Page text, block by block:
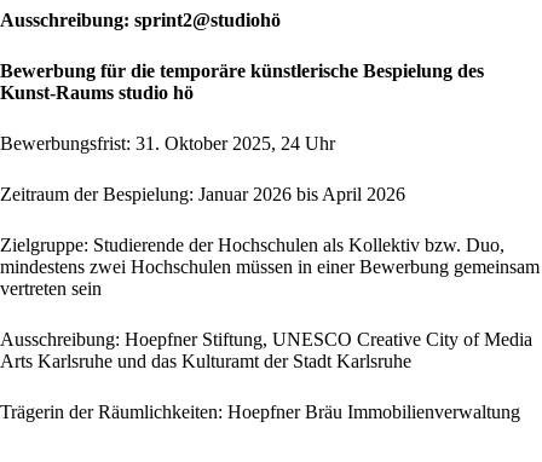
Ausschreibung: sprint2@studiohö
Bewerbung für die temporäre künstlerische Bespielung des
Kunst-Raums studio hö
Bewerbungsfrist: 31. Oktober 2025, 24 Uhr
Zeitraum der Bespielung: Januar 2026 bis April 2026
Zielgruppe: Studierende der Hochschulen als Kollektiv bzw. Duo,
mindestens zwei Hochschulen müssen in einer Bewerbung gemeinsam
vertreten sein
Ausschreibung: Hoepfner Stiftung, UNESCO Creative City of Media
Arts Karlsruhe und das Kulturamt der Stadt Karlsruhe
Trägerin der Räumlichkeiten: Hoepfner Bräu Immobilienverwaltung